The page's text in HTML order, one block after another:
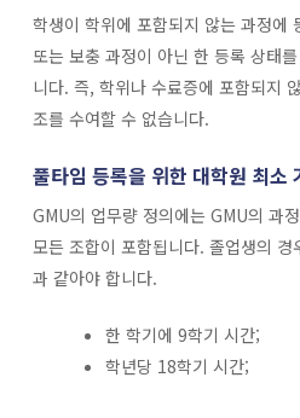
학생이 학위에 포함되지 않는 과정에
또는 보충 과정이 아닌 한 등록 상태
니다. 즉, 학위나 수료증에 포함되지
조를 수여할 수 없습니다.
풀타임 등록을 위한 대학원 최소
GMU의 업무량 정의에는 GMU의 과
모든 조합이 포함됩니다. 졸업생의
과 같아야 합니다.
한 학기에 9학기 시간;
학년당 18학기 시간;